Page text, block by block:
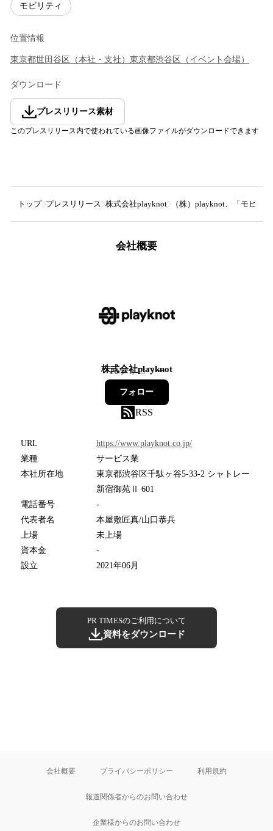
モビリティ
位置情報
東京都世田谷区 （本社・支社 ） 東京都渋谷区 （ イベント会場）
ダウンロード
プレスリリース素材
このプレスリリース内で使われている画像ファイルがダウンロードできます
トップ プレスリリース 株式会社playknot （株）playknot、「モビリ
会社概要
株式会社playknot
10フォロワー
フォロー
RSS
URL
https://www.playknot.co.jp/
業種
サービス業
本社所在地
東京都渋谷区千駄ヶ谷5-33-2 シャトレー
新宿御苑Ⅱ 601
電話番号
-
代表者名
本屋敷匠真/山口恭兵
上場
未上場
資本金
-
設立
2021年06月
PR TIMESのご利用について
資料をダウンロード
会社概要 プライバシーポリシー 利用規約
報道関係者からのお問い合わせ
企業様からのお問い合わせ